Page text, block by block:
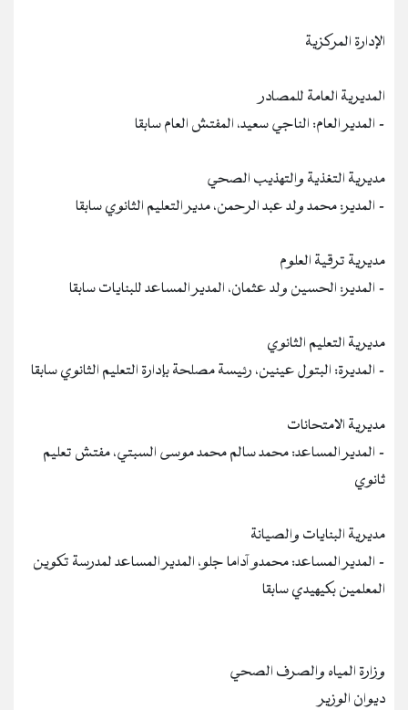
الإدارة المركزية
المديرية العامة للمصادر
- ⁠المدير العام: الناجي سعيد، المفتش العام سابقا
مديرية التغذية والتهذيب الصحي
- المدير: محمد ولد عبد الرحمن، مدير التعليم الثانوي سابقا
⁠مديرية ترقية العلوم
- المدير: الحسين ولد عثمان، المدير المساعد للبنايات سابقا
مديرية التعليم الثانوي
- المديرة: البتول عينين، رئيسة مصلحة بإدارة التعليم الثانوي سابقا
⁠مديرية الامتحانات
- المدير المساعد: محمد سالم محمد موسى السبتي، مفتش تعليم
ثانوي
⁠مديرية البنايات والصيانة
- المدير المساعد: محمدو آداما جلو، المدير المساعد لمدرسة تكوين
المعلمين بكيهيدي سابقا
وزارة المياه والصرف الصحي
ديوان الوزير